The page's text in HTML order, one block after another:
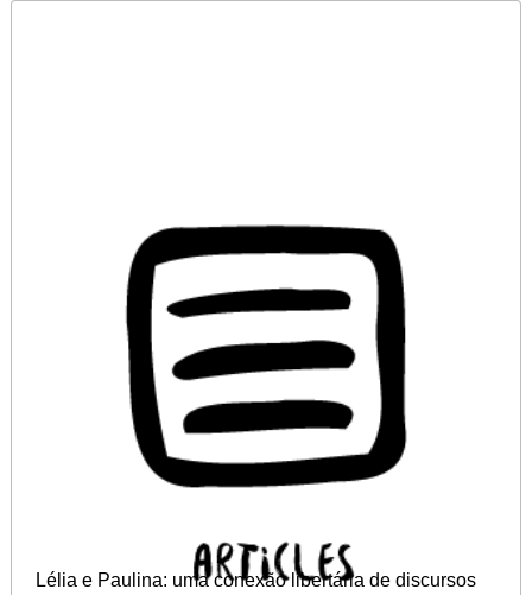
Lélia e Paulina: uma conexão libertária de discursos